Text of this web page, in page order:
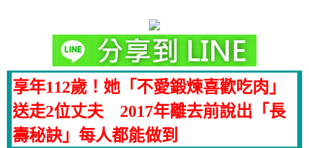
享年112歲！她「不愛鍛煉喜歡吃肉」
送走2位丈夫 2017年離去前說出「長
壽秘訣」每人都能做到